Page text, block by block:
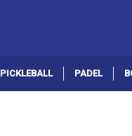
PICKLEBALL PADEL